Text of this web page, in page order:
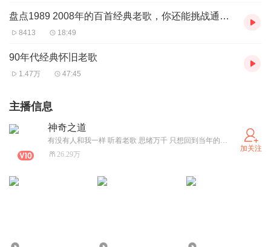
盘点1989 2008年的百首经典老歌，你还能挑战通关吗？_256k_1
8413 18:49
90年代经典怀旧老歌
1.47万 47:45
主播信息
神奇之道
有没有人和我一样 听着老歌 思绪万千 只想回到当年的自己。不怕音乐太好听，就怕歌词入了心，愿你们只听曲中意，不做曲中人！愿屏幕前的你，天黑有灯，下雨有伞，一路有良人相伴！
26.29万
加关注